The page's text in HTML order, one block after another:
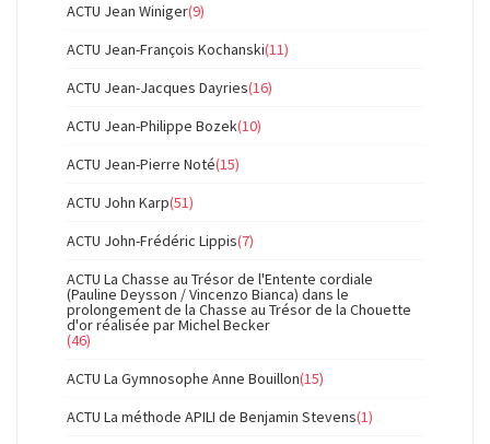
ACTU Jean Winiger(9)
ACTU Jean-François Kochanski(11)
ACTU Jean-Jacques Dayries(16)
ACTU Jean-Philippe Bozek(10)
ACTU Jean-Pierre Noté(15)
ACTU John Karp(51)
ACTU John-Frédéric Lippis(7)
ACTU La Chasse au Trésor de l'Entente cordiale
(Pauline Deysson / Vincenzo Bianca) dans le
prolongement de la Chasse au Trésor de la Chouette
d'or réalisée par Michel Becker
(46)
ACTU La Gymnosophe Anne Bouillon(15)
ACTU La méthode APILI de Benjamin Stevens(1)